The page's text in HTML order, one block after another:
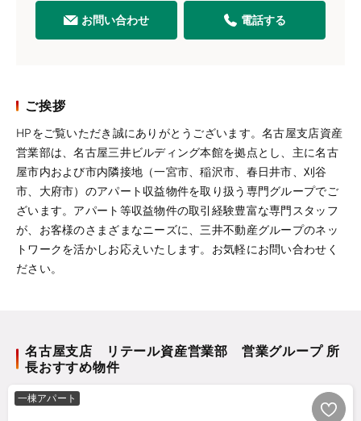
お問い合わせ 電話する
ご挨拶
HPをご覧いただき誠にありがとうございます。名古屋支店資産
営業部は、名古屋三井ビルディング本館を拠点とし、主に名古
屋市内および市内隣接地（一宮市、稲沢市、春日井市、刈谷
市、大府市）のアパート収益物件を取り扱う専門グループでご
ざいます。アパート等収益物件の取引経験豊富な専門スタッフ
が、お客様のさまざまなニーズに、三井不動産グループのネッ
トワークを活かしお応えいたします。お気軽にお問い合わせく
ださい。
名古屋支店 リテール資産営業部 営業グループ 所
長おすすめ物件
一棟アパート